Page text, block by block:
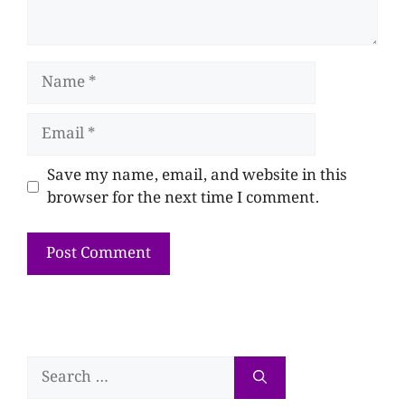
Save my name, email, and website in this
browser for the next time I comment.